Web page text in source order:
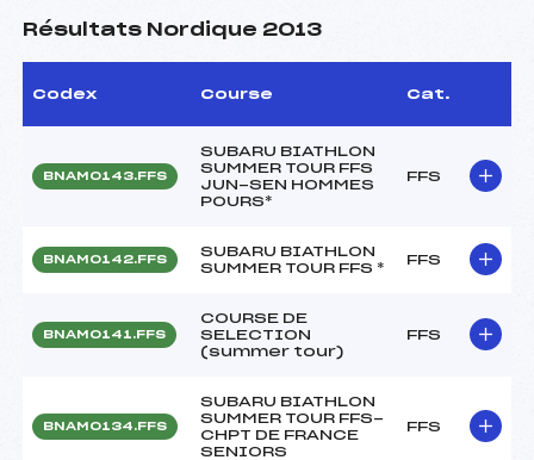
Résultats Nordique 2013
Codex Course Cat.
BNAM0143.FFS
SUBARU BIATHLON
SUMMER TOUR FFS
JUN-SEN HOMMES
POURS*
FFS
BNAM0142.FFS
SUBARU BIATHLON
SUMMER TOUR FFS *
FFS
BNAM0141.FFS
COURSE DE
SELECTION
(summer tour)
FFS
BNAM0134.FFS
SUBARU BIATHLON
SUMMER TOUR FFS-
CHPT DE FRANCE
SENIORS
FFS